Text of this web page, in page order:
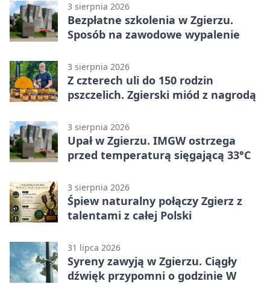
3 sierpnia 2026
Bezpłatne szkolenia w Zgierzu.
Sposób na zawodowe wypalenie
3 sierpnia 2026
Z czterech uli do 150 rodzin
pszczelich. Zgierski miód z nagrodą
3 sierpnia 2026
Upał w Zgierzu. IMGW ostrzega
przed temperaturą sięgającą 33°C
3 sierpnia 2026
Śpiew naturalny połączy Zgierz z
talentami z całej Polski
31 lipca 2026
Syreny zawyją w Zgierzu. Ciągły
dźwięk przypomni o godzinie W